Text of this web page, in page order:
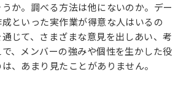
か。調べる方法は他にないのか。デー
といった実作業が得意な人はいるの
じて、さまざまな意見を出しあい、考
、メンバーの強みや個性を生かした役
、あまり見たことがありません。